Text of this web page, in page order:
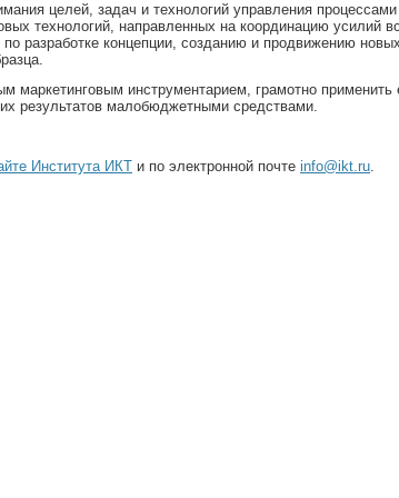
целей, задач и технологий управления
технологий, направленных на координацию усилий
разработке концепции, созданию и продвижению
маркетинговым инструментарием, грамотно применить
результатов малобюджетными средствами.
Института ИКТ и по электронной почте info@ikt.ru.